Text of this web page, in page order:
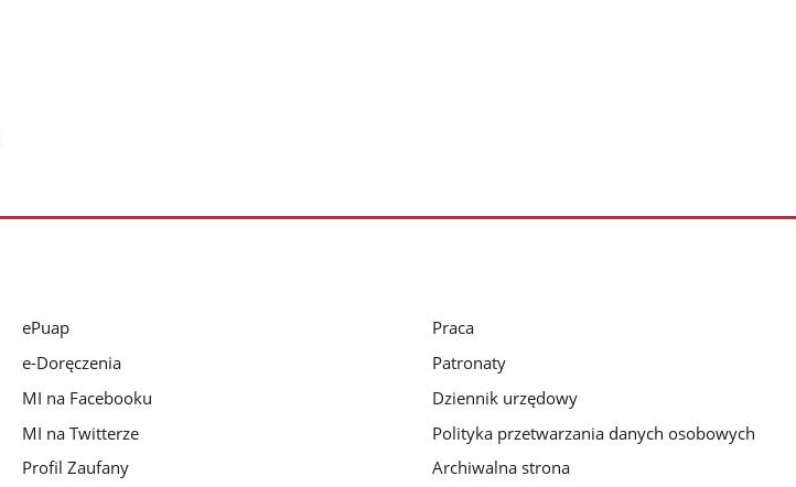
ePuap
e-Doręczenia
MI na Facebooku
MI na Twitterze
Profil Zaufany
Praca
Patronaty
Dziennik urzędowy
Polityka przetwarzania danych osobowych
Archiwalna strona